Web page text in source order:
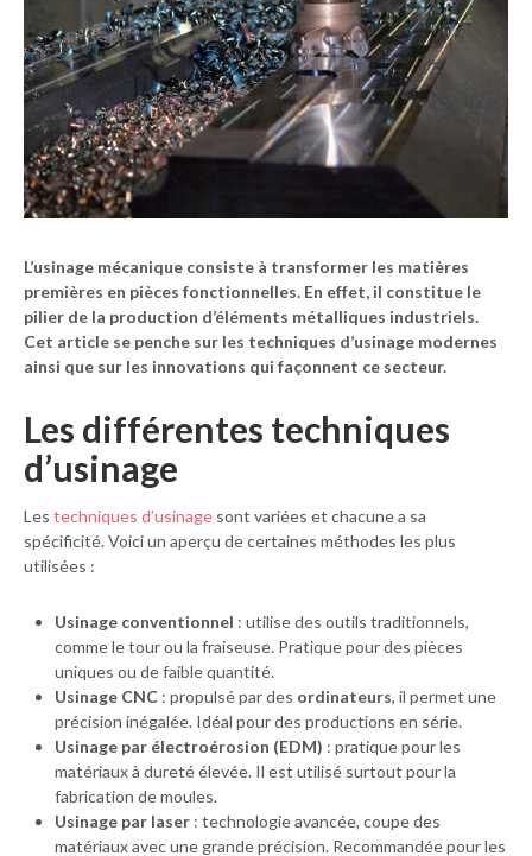
L’usinage mécanique consiste à transformer les matières
premières en pièces fonctionnelles. En effet, il constitue le
pilier de la production d’éléments métalliques industriels.
Cet article se penche sur les techniques d’usinage modernes
ainsi que sur les innovations qui façonnent ce secteur.
Les différentes techniques
d’usinage
Les techniques d’usinage sont variées et chacune a sa
spécificité. Voici un aperçu de certaines méthodes les plus
utilisées :
Usinage conventionnel : utilise des outils traditionnels,
comme le tour ou la fraiseuse. Pratique pour des pièces
uniques ou de faible quantité.
Usinage CNC : propulsé par des ordinateurs, il permet une
précision inégalée. Idéal pour des productions en série.
Usinage par électroérosion (EDM) : pratique pour les
matériaux à dureté élevée. Il est utilisé surtout pour la
fabrication de moules.
Usinage par laser : technologie avancée, coupe des
matériaux avec une grande précision. Recommandée pour les